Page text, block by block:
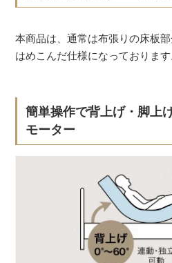
本商品は、通常は布張りの床板
はめこんだ仕様になっております
簡単操作で背上げ・脚上
モーター